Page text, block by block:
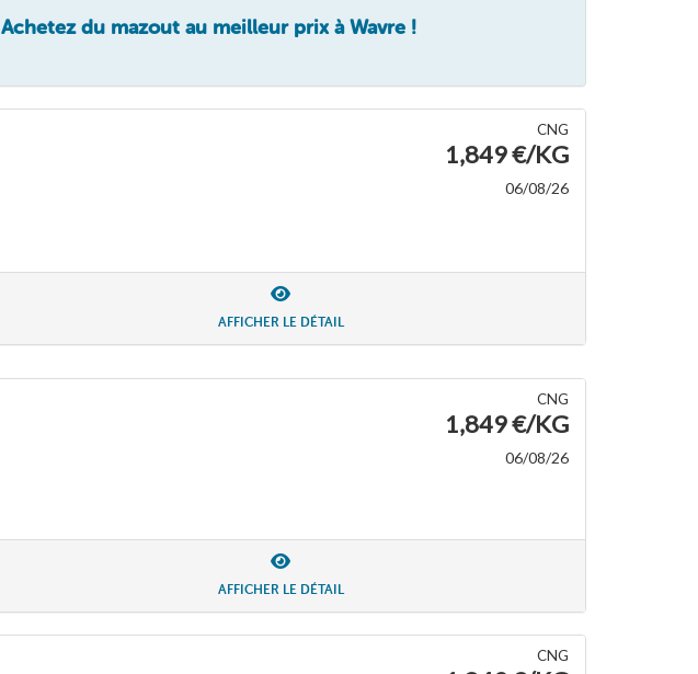
Achetez du mazout au meilleur prix à Wavre !
CNG
1,849 €/KG
06/08/26
AFFICHER LE DÉTAIL
CNG
1,849 €/KG
06/08/26
AFFICHER LE DÉTAIL
CNG